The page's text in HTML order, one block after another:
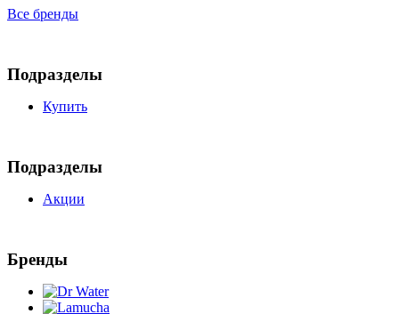
Все бренды
Подразделы
Купить
Подразделы
Акции
Бренды